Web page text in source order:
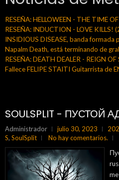
RESEÑA: HELLOWEEN - THE TIME
RESEÑA: INDUCTION - LOVE KILLS!
INSIDIOUS DISEASE, banda
Napalm Death, está terminando de
RESEÑA: DEATH DEALER - REIGN
Fallece FELIPE STAITI Guitarrista de
SOULSPLIT - ПУСТОЙ
Administrador julio 30, 2023
S, SoulSplit
No hay comentarios.